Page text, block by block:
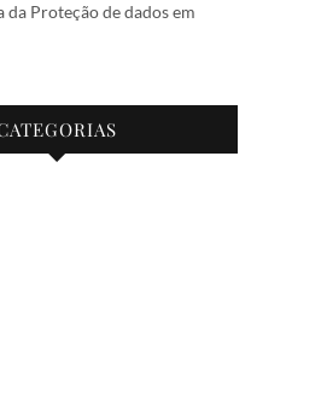
da Proteção de dados em